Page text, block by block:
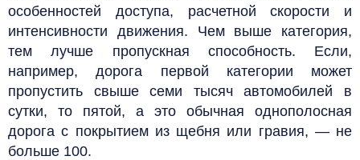
особенностей доступа, расчетной скорости и
интенсивности движения. Чем выше категория,
тем лучше пропускная способность. Если,
например, дорога первой категории может
пропустить свыше семи тысяч автомобилей в
сутки, то пятой, а это обычная однополосная
дорога с покрытием из щебня или гравия, — не
больше 100.